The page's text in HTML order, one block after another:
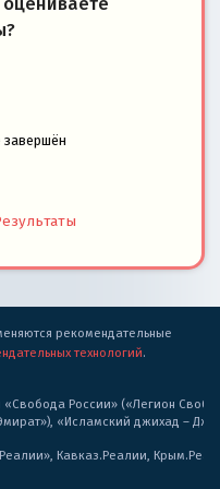
завершён
рекомендательные
технологий.
России» («Легион
«Исламский джихад –
Кавказ.Реалии,